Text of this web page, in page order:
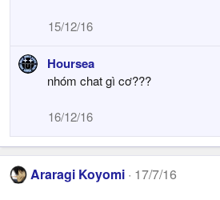
15/12/16
Hoursea
nhóm chat gì cơ???
16/12/16
Araragi Koyomi 17/7/16